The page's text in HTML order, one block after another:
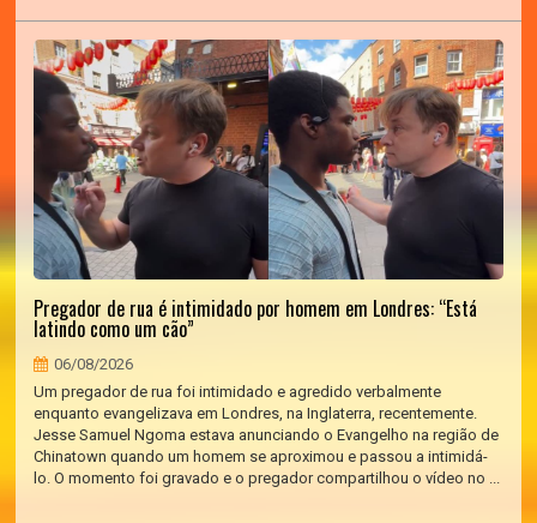
Pregador de rua é intimidado por homem em Londres: “Está
latindo como um cão”
06/08/2026
Um pregador de rua foi intimidado e agredido verbalmente
enquanto evangelizava em Londres, na Inglaterra, recentemente.
Jesse Samuel Ngoma estava anunciando o Evangelho na região de
Chinatown quando um homem se aproximou e passou a intimidá-
lo. O momento foi gravado e o pregador compartilhou o vídeo no ...